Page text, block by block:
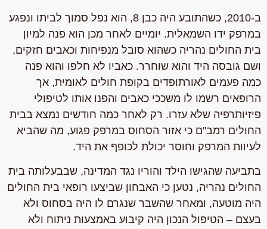
ב-2010, כשהתובע היה כבן 8, הוא נפל סמוך לביתו ונפגע
במרפק ידו השמאלית. יומיים לאחר מכן הוא פנה למיון
בית החולים נהריה כשהוא סובל מנפיחות וכאבים חזקים,
ושם גובסה היד והוא שוחרר. כאביו לא חלפו והוא פנה
כמה פעמים לאורתופדים בקופת חולים לאומית, אך
הרופאים רשמו לו משככי כאבים והפנו אותו לטיפולי
פיזיותרפיה שלא עזרו. רק לאחר כמה חודשים נמצא בבית
החולים רמב"ם כי אזור הסחוס במרפק פגוע, מה שהביא
לעיוות המרפק וחוסר יכולת לכופף את היד.
בתביעה שהגישו הילד והוריו נגד המדינה, שבבעלותה בית
החולים נהריה, נטען כי האבחון שביצעו רופאי בית החולים
היה מוטעה, ומאחר שהשבר שנגרם לו היה בסחוס ולא
בעצם – הטיפול הנכון היה קיבוע באמצעות ניתוח ולא